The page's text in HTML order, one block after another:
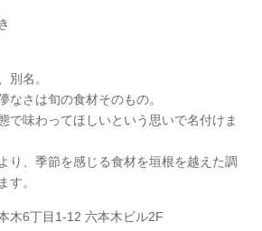
別名。
なさは旬の食材そのもの。
で味わってほしいという思いで名付けま
り、季節を感じる食材を垣根を越えた調
す。
木6丁目1-12 六本木ビル2F